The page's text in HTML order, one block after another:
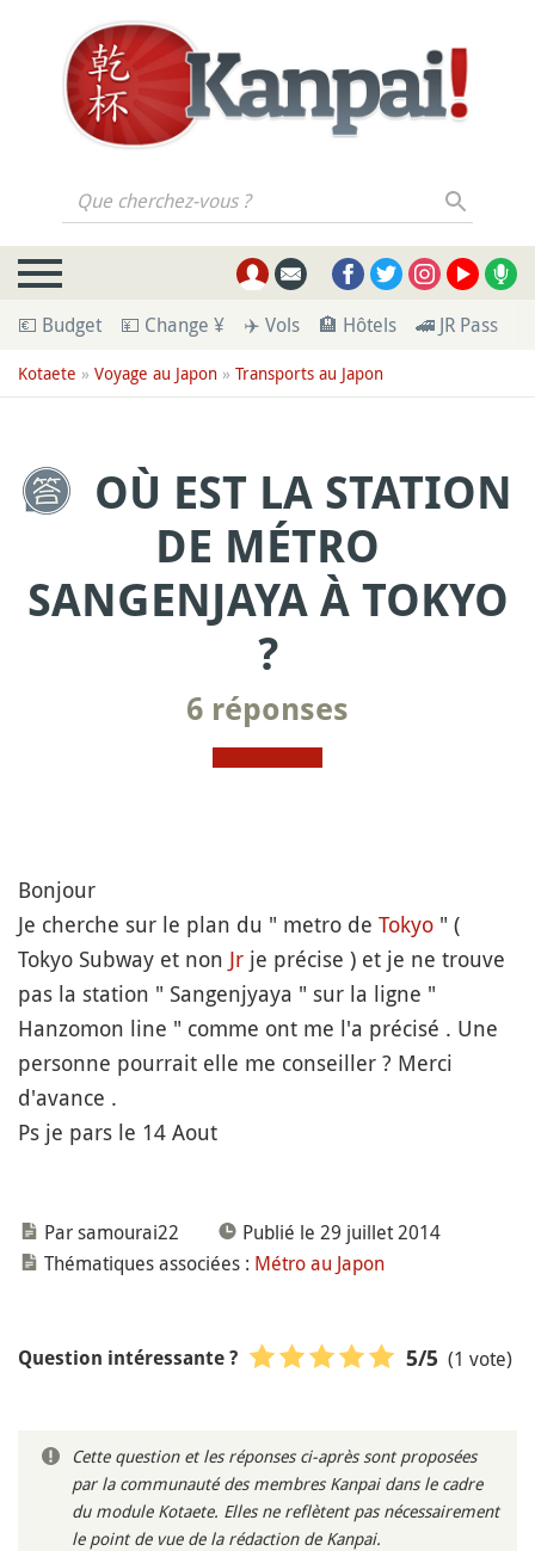
Que cherchez-vous ?
💶 Budget 💴 Change ¥ ✈️ Vols 🏨 Hôtels 🚄 JR Pass
Kotaete » Voyage au Japon » Transports au Japon
OÙ EST LA STATION
DE MÉTRO
SANGENJAYA À TOKYO
?
6 réponses
Bonjour
Je cherche sur le plan du " metro de Tokyo " (
Tokyo Subway et non Jr je précise ) et je ne trouve
pas la station " Sangenjyaya " sur la ligne "
Hanzomon line " comme ont me l'a précisé . Une
personne pourrait elle me conseiller ? Merci
d'avance .
Ps je pars le 14 Aout
Par samourai22
Publié le 29 juillet 2014
Thématiques associées : Métro au Japon
Question intéressante ? 5/5 (1 vote)
Cette question et les réponses ci-après sont proposées
par la communauté des membres Kanpai dans le cadre
du module Kotaete. Elles ne reflètent pas nécessairement
le point de vue de la rédaction de Kanpai.